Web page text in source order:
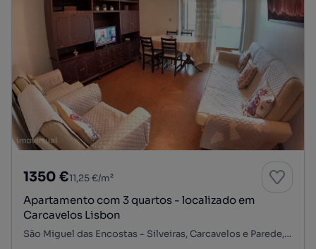
1350 €11,25 €/m²
Apartamento com 3 quartos - localizado em
Carcavelos Lisbon
São Miguel das Encostas - Silveiras, Carcavelos e Parede, Cascais, Lisboa